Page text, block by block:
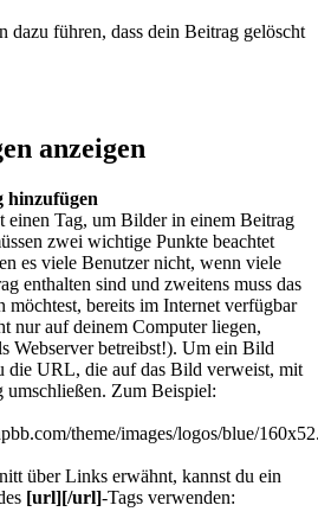
dazu führen, dass dein Beitrag gelöscht
anzeigen
hinzufügen
einen Tag, um Bilder in einem Beitrag
zwei wichtige Punkte beachtet
es viele Benutzer nicht, wenn viele
enthalten sind und zweitens muss das
möchtest, bereits im Internet verfügbar
nur auf deinem Computer liegen,
Webserver betreibst!). Um ein Bild
die URL, die auf das Bild verweist, mit
umschließen. Zum Beispiel:
theme/images/logos/blue/
über Links erwähnt, kannst du ein
[url][/url]-Tags verwenden: